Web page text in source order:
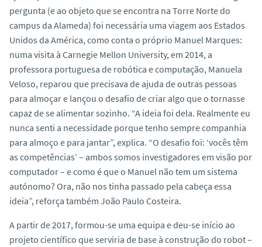
pergunta (e ao objeto que se encontra na Torre Norte do
campus da Alameda) foi necessária uma viagem aos Estados
Unidos da América, como conta o próprio Manuel Marques:
numa visita à Carnegie Mellon University, em 2014, a
professora portuguesa de robótica e computação, Manuela
Veloso, reparou que precisava de ajuda de outras pessoas
para almoçar e lançou o desafio de criar algo que o tornasse
capaz de se alimentar sozinho. “A ideia foi dela. Realmente eu
nunca senti a necessidade porque tenho sempre companhia
para almoço e para jantar”, explica. “O desafio foi: ‘vocês têm
as competências’ – ambos somos investigadores em visão por
computador – e como é que o Manuel não tem um sistema
autónomo? Ora, não nos tinha passado pela cabeça essa
ideia”, reforça também João Paulo Costeira.
A partir de 2017, formou-se uma equipa e deu-se início ao
projeto científico que serviria de base à construção do robot –